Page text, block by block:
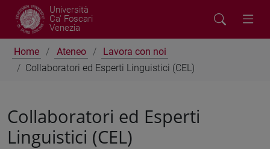
Università
Ca' Foscari
Venezia
Home Ateneo
Lavora con noi
Collaboratori ed Esperti Linguistici (CEL)
Collaboratori ed Esperti
Linguistici (CEL)